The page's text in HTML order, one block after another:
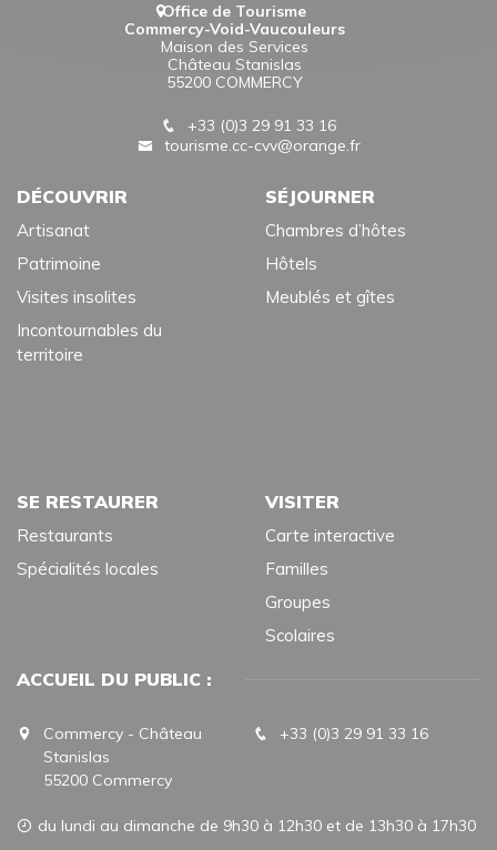
Office de Tourisme
Commercy-Void-Vaucouleurs
Maison des Services
Château Stanislas
55200 COMMERCY
+33 (0)3 29 91 33 16
tourisme.cc-cvv@orange.fr
DÉCOUVRIR
Artisanat
Patrimoine
Visites insolites
Incontournables du
territoire
SÉJOURNER
Chambres d’hôtes
Hôtels
Meublés et gîtes
SE RESTAURER
Restaurants
Spécialités locales
VISITER
Carte interactive
Familles
Groupes
Scolaires
ACCUEIL DU PUBLIC :
Commercy - Château
Stanislas
55200 Commercy
+33 (0)3 29 91 33 16
du lundi au dimanche de 9h30 à 12h30 et de 13h30 à 17h30